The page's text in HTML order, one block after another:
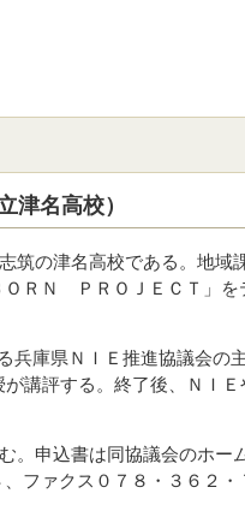
津名高校）
筑の津名高校である。地域
ＲＮ ＰＲＯＪＥＣＴ」を
兵庫県ＮＩＥ推進協議会の
講評する。終了後、ＮＩ
。申込書は同協議会のホー
ファクス０７８・３６２・